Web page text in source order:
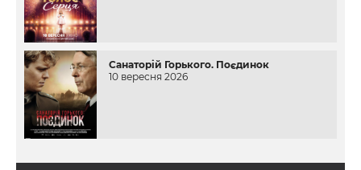
Санаторій Горького. Поєдинок
10 вересня 2026